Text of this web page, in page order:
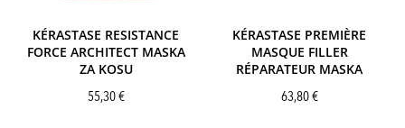
KÉRASTASE RESISTANCE
FORCE ARCHITECT MASKA
ZA KOSU
55,30€
KÉRASTASE PREMIÈRE
MASQUE FILLER
RÉPARATEUR MASKA
63,80€